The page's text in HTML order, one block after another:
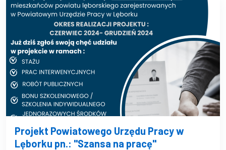
Projekt Powiatowego Urzędu Pracy w
Lęborku pn.: "Szansa na pracę"